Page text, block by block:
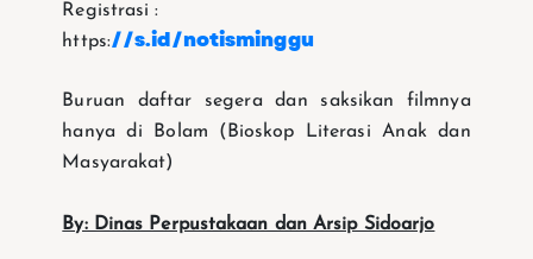
Registrasi :
https://s.id/notisminggu
Buruan daftar segera dan saksikan filmnya
hanya di Bolam (Bioskop Literasi Anak dan
Masyarakat)
By: Dinas Perpustakaan dan Arsip Sidoarjo